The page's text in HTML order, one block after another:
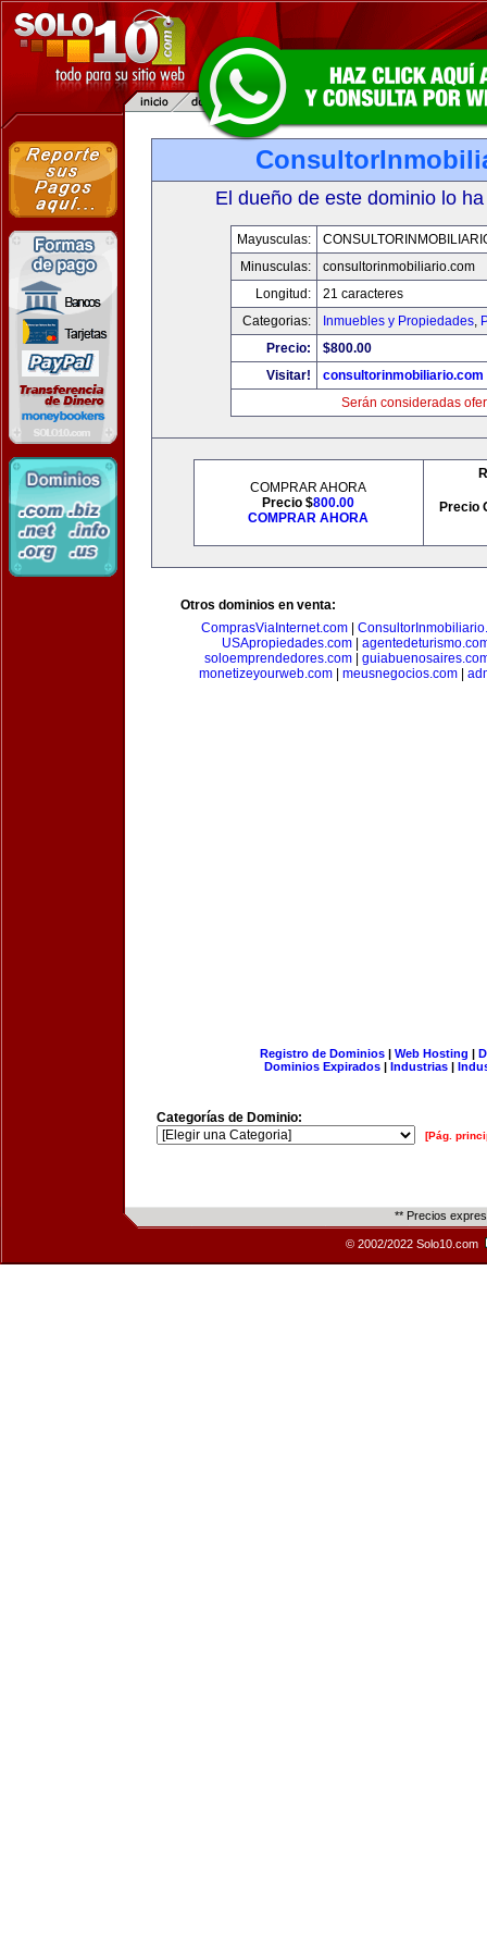
El dueño de este dominio lo
Mayusculas:
Minusculas:
consultorinmobiliario.com
Longitud:
21 caracteres
Categorias:
Inmuebles y Propiedades,
Precio:
$800.00
Visitar!
consultorinmobiliario.com
Serán consideradas
COMPRAR AHORA
Precio $800.00
COMPRAR AHORA
Precio
Otros dominios en venta:
ComprasViaInternet.com
USApropiedades.com|
soloemprendedores.com|
monetizeyourweb.com| meusnegocios.com|
Registro de Dominios| Web Hosting |
Dominios Expirados | Industrias |
Categorías de Dominio:
[Pág.
** Precios
© 2002/2022 Solo10.com